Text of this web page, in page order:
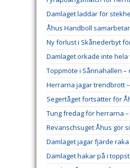
Damlaget laddar för
Åhus Handboll
Ny förlust i Skånederbyt
Damlaget orkade inte
Toppmöte i Sånnahallen
Herrarna jagar trendbrott
Segertåget fortsätter för
Tung fredag för herrarna
Revanschsuget Åhus gör
Damlaget jagar fjärde
Damlaget hakar på i